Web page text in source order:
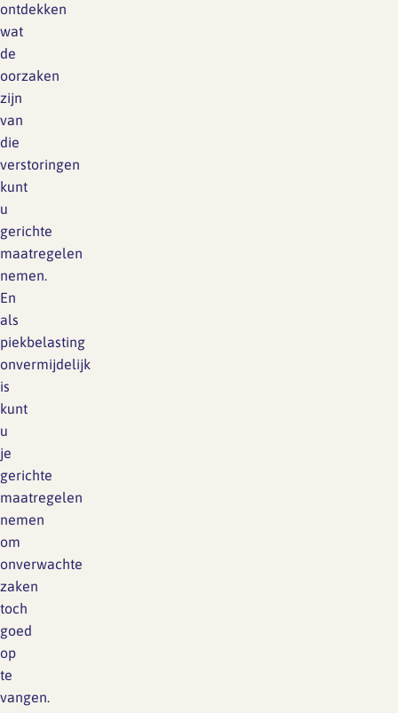
ontdekken
wat
de
oorzaken
zijn
van
die
verstoringen
kunt
u
gerichte
maatregelen
nemen.
En
als
piekbelasting
onvermijdelijk
is
kunt
u
je
gerichte
maatregelen
nemen
om
onverwachte
zaken
toch
goed
op
te
vangen.